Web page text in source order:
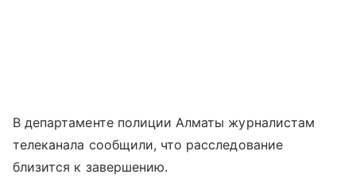
В департаменте полиции Алматы журналистам
телеканала сообщили, что расследование
близится к завершению.